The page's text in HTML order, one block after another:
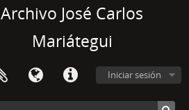
Archivo José Carlos
Mariátegui
Iniciar sesión